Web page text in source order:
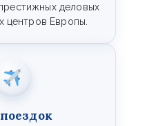
деловых
центров Европы.